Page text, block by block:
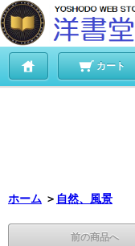
カート
ホーム ＞ 自然、風景
前の商品へ